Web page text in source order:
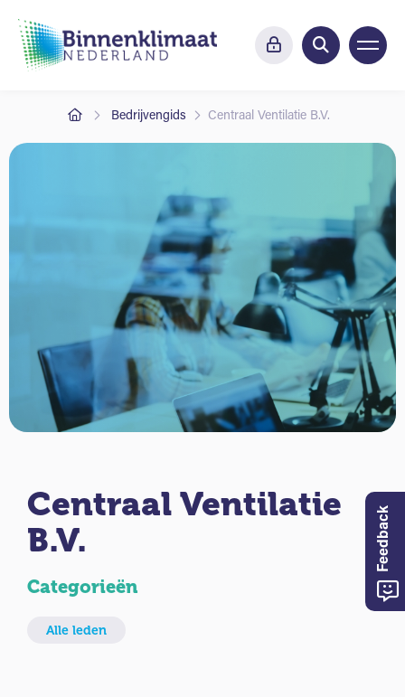
Bedrijvengids Centraal Ventilatie B.V.
Centraal Ventilatie
B.V.
Categorieën
Alle leden
Feedback